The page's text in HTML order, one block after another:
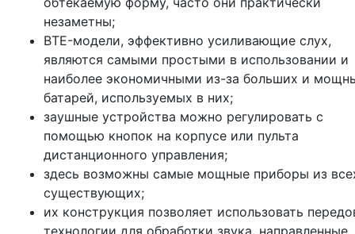
незаметны;
BTE-модели, эффективно усиливающие слух,
являются самыми простыми в использовании и
наиболее экономичными из-за больших и
батарей, используемых в них;
заушные устройства можно регулировать с
помощью кнопок на корпусе или пульта
дистанционного управления;
здесь возможны самые мощные приборы из
существующих;
их конструкция позволяет использовать